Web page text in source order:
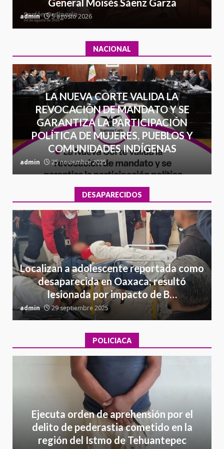
General Moisés Sáenz Garza
admin 5 agosto 2026
NACIONAL
LA NUEVA CORTE VALIDA LA
REVOCACIÓN DE MANDATO Y SE
GARANTIZA LA PARTICIPACIÓN
POLÍTICA DE MUJERES, PUEBLOS Y
COMUNIDADES INDÍGENAS
admin 25 noviembre 2025
DESAPARECIDOS
Localizan a adolescente reportada como
desaparecida en Oaxaca; resultó
lesionada por impacto de B…
admin 29 septiembre 2025
POLICIACA
Ejecuta orden de aprehensión por el
delito de pederastia cometido en la
región del Istmo de Tehuantepec